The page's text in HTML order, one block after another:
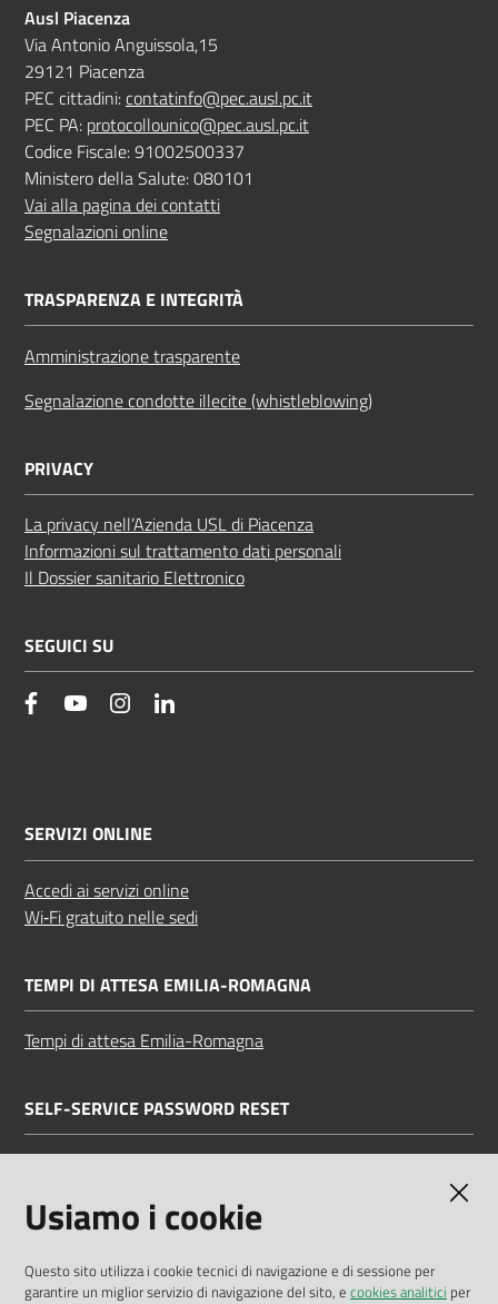
Ausl Piacenza
Via Antonio Anguissola,15
29121 Piacenza
PEC cittadini:contatinfo@pec.ausl.pc.it
PEC PA: protocollounico@pec.ausl.pc.it
Codice Fiscale: 91002500337
Ministero della Salute: 080101
Vai alla pagina dei contatti
Segnalazioni online
TRASPARENZA E INTEGRITÀ
Amministrazione trasparente
Segnalazione condotte illecite (whistleblowing)
PRIVACY
La privacy nell’Azienda USL di Piacenza
Informazioni sul trattamento dati personali
Il Dossier sanitario Elettronico
SEGUICI SU
facebookYouTube Instagram
SERVIZI ONLINE
Accedi ai servizi online
Wi‑Fi gratuito nelle sedi
TEMPI DI ATTESA EMILIA-ROMAGNA
Tempi di attesa Emilia-Romagna
SELF-SERVICE PASSWORD RESET
Usiamo i cookie
Questo sito utilizza i cookie tecnici di navigazione e di sessione per
garantire un miglior servizio di navigazione del sito, e cookies analitici per